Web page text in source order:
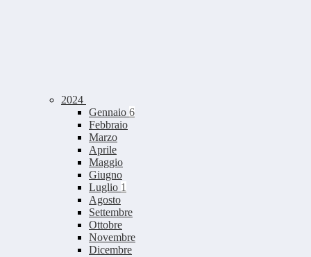
2024
Gennaio 6
Febbraio
Marzo
Aprile
Maggio
Giugno
Luglio 1
Agosto
Settembre
Ottobre
Novembre
Dicembre